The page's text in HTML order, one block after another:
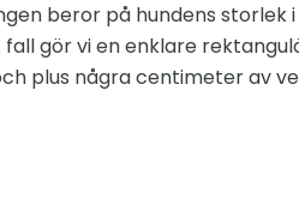
beror på hundens storlek
gör vi en enklare
plus några centimeter av